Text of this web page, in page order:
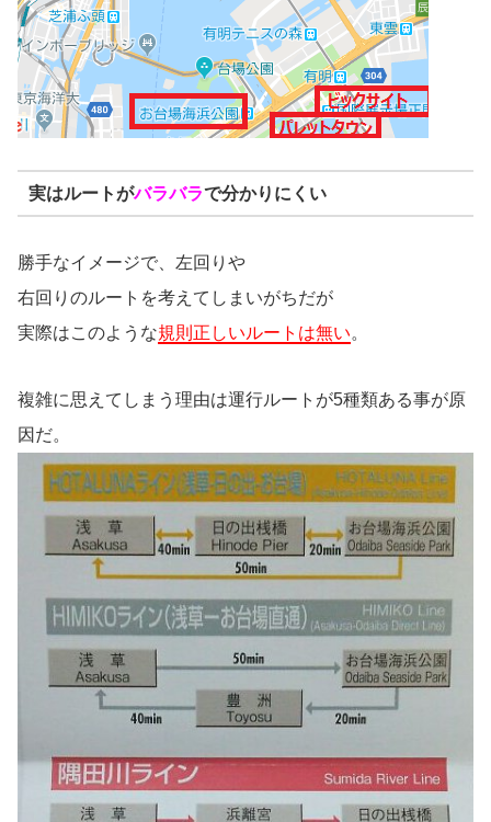
実はルートがバラバラで分かりにくい
勝手なイメージで、左回りや
右回りのルートを考えてしまいがちだが
実際はこのような規則正しいルートは無い。
複雑に思えてしまう理由は運行ルートが5種類ある事が原
因だ。